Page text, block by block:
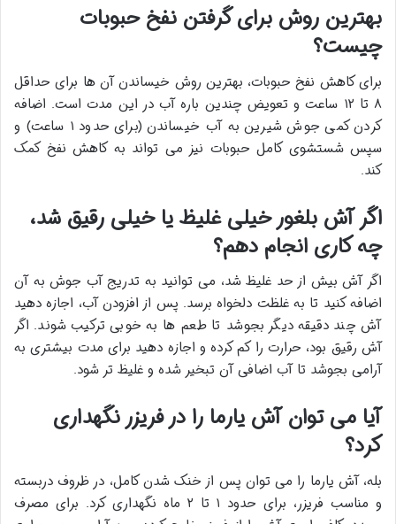
بهترین روش برای گرفتن نفخ حبوبات
چیست؟
برای کاهش نفخ حبوبات، بهترین روش خیساندن آن ها برای حداقل
۸ تا ۱۲ ساعت و تعویض چندین باره آب در این مدت است. اضافه
کردن کمی جوش شیرین به آب خیساندن (برای حدود ۱ ساعت) و
سپس شستشوی کامل حبوبات نیز می تواند به کاهش نفخ کمک
کند.
اگر آش بلغور خیلی غلیظ یا خیلی رقیق شد،
چه کاری انجام دهم؟
اگر آش بیش از حد غلیظ شد، می توانید به تدریج آب جوش به آن
اضافه کنید تا به غلظت دلخواه برسد. پس از افزودن آب، اجازه دهید
آش چند دقیقه دیگر بجوشد تا طعم ها به خوبی ترکیب شوند. اگر
آش رقیق بود، حرارت را کم کرده و اجازه دهید برای مدت بیشتری به
آرامی بجوشد تا آب اضافی آن تبخیر شده و غلیظ تر شود.
آیا می توان آش یارما را در فریزر نگهداری
کرد؟
بله، آش یارما را می توان پس از خنک شدن کامل، در ظروف دربسته
و مناسب فریزر، برای حدود ۱ تا ۲ ماه نگهداری کرد. برای مصرف